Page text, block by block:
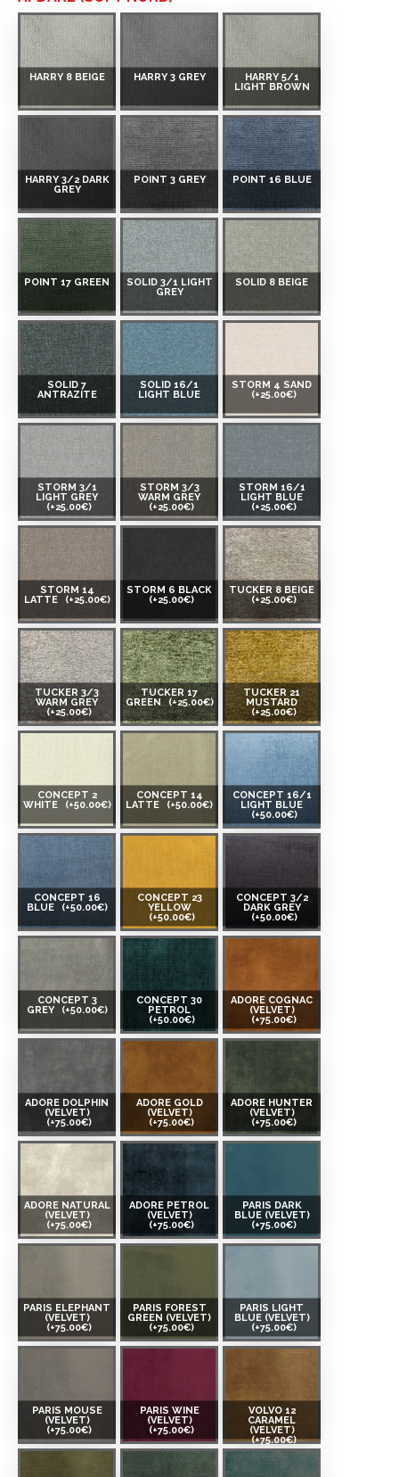
HARRY 8 BEIGE HARRY 3 GREY
HARRY 5/1
LIGHT BROWN
HARRY 3/2 DARK
GREY
POINT 3 GREY POINT 16 BLUE
POINT 17 GREEN
SOLID 3/1 LIGHT
GREY
SOLID 8 BEIGE
SOLID 7
ANTRAZITE
SOLID 16/1
LIGHT BLUE
STORM 4 SAND
(+25.00€)
STORM 3/1
LIGHT GREY
(+25.00€)
STORM 3/3
WARM GREY
(+25.00€)
STORM 16/1
LIGHT BLUE
(+25.00€)
STORM 14
LATTE
(+25.00€)
STORM 6 BLACK
(+25.00€)
TUCKER 8 BEIGE
(+25.00€)
TUCKER 3/3
WARM GREY
(+25.00€)
TUCKER 17
GREEN (+25.00€)
TUCKER 21
MUSTARD
(+25.00€)
CONCEPT 2
WHITE
(+50.00€)
CONCEPT 14
LATTE
(+50.00€)
CONCEPT 16/1
LIGHT BLUE
(+50.00€)
CONCEPT 16
BLUE
(+50.00€)
CONCEPT 23
YELLOW
(+50.00€)
CONCEPT 3/2
DARK GREY
(+50.00€)
CONCEPT 3
GREY
(+50.00€)
CONCEPT 30
PETROL
(+50.00€)
ADORE COGNAC
(VELVET)
(+75.00€)
ADORE DOLPHIN
(VELVET)
(+75.00€)
ADORE GOLD
(VELVET)
(+75.00€)
ADORE HUNTER
(VELVET)
(+75.00€)
ADORE NATURAL
(VELVET)
(+75.00€)
ADORE PETROL
(VELVET)
(+75.00€)
PARIS DARK
BLUE (VELVET)
(+75.00€)
PARIS ELEPHANT
(VELVET)
(+75.00€)
PARIS FOREST
GREEN (VELVET)
(+75.00€)
PARIS LIGHT
BLUE (VELVET)
(+75.00€)
PARIS MOUSE
(VELVET)
(+75.00€)
PARIS WINE
(VELVET)
(+75.00€)
VOLVO 12
CARAMEL
(VELVET)
(+75.00€)